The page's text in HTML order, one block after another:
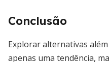
Conclusão
Explorar alternativas
apenas uma tendência,